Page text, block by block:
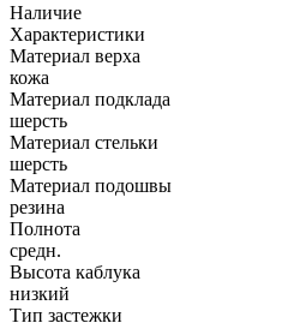
Наличие
Характеристики
Материал верха
кожа
Материал подклада
шерсть
Материал стельки
шерсть
Материал подошвы
резина
Полнота
средн.
Высота каблука
низкий
Тип застежки